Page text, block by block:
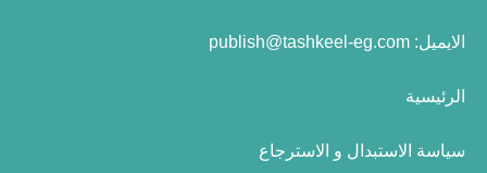
الايميل: publish@tashkeel-eg.com
الرئيسية
سياسة الاستبدال و الاسترجاع